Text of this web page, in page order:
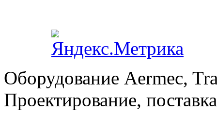
Оборудование Aermec,
Проектирование,